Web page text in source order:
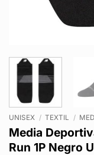
UNISEX / TEXTIL /
Media
Run 1P Negro